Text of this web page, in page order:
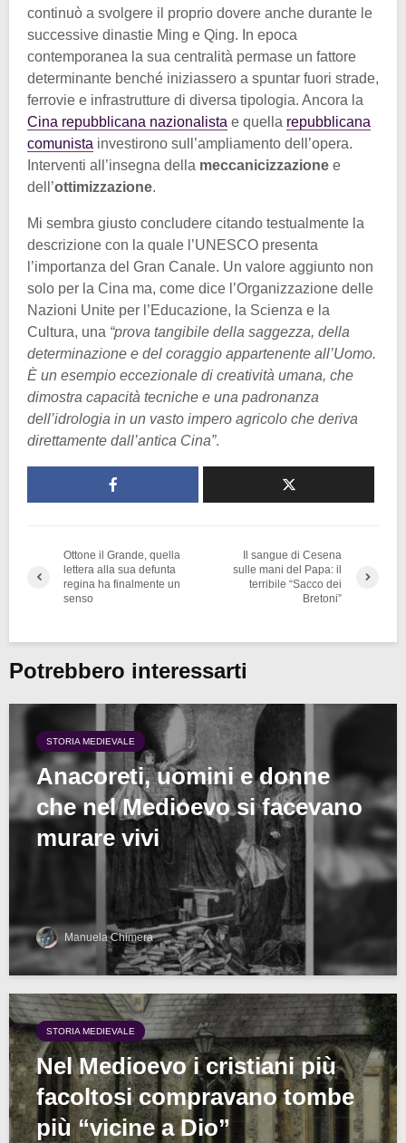
continuò a svolgere il proprio dovere anche durante le
successive dinastie Ming e Qing. In epoca
contemporanea la sua centralità permase un fattore
determinante benché iniziassero a spuntar fuori strade,
ferrovie e infrastrutture di diversa tipologia. Ancora la
Cina repubblicana nazionalista e quella repubblicana
comunista investirono sull’ampliamento dell’opera.
Interventi all’insegna della meccanicizzazione e
dell’ottimizzazione.
Mi sembra giusto concludere citando testualmente la
descrizione con la quale l’UNESCO presenta
l’importanza del Gran Canale. Un valore aggiunto non
solo per la Cina ma, come dice l’Organizzazione delle
Nazioni Unite per l’Educazione, la Scienza e la
Cultura, una “prova tangibile della saggezza, della
determinazione e del coraggio appartenente all’Uomo.
È un esempio eccezionale di creatività umana, che
dimostra capacità tecniche e una padronanza
dell’idrologia in un vasto impero agricolo che deriva
direttamente dall’antica Cina”.
Ottone il Grande, quella
lettera alla sua defunta
regina ha finalmente un
senso
Il sangue di Cesena
sulle mani del Papa: il
terribile “Sacco dei
Bretoni”
Potrebbero interessarti
STORIA MEDIEVALE
Anacoreti, uomini e donne
che nel Medioevo si facevano
murare vivi
Manuela Chimera
STORIA MEDIEVALE
Nel Medioevo i cristiani più
facoltosi compravano tombe
più “vicine a Dio”